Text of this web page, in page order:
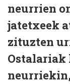
neurrien
jatetxeek
zituzten
Ostalariak